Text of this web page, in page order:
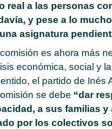
real a las personas
y pese a lo
asignatura
es ahora más
económica, social y
el partido de Inés
se debe “dar
a sus familias y
por los colectivos